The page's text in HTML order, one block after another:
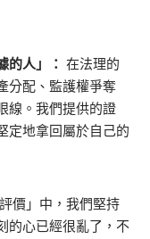
的人」： 在法理的
分配、監護權爭奪
線。我們提供的證
定地拿回屬於自己的
價」中，我們堅持
的心已經很亂了，不